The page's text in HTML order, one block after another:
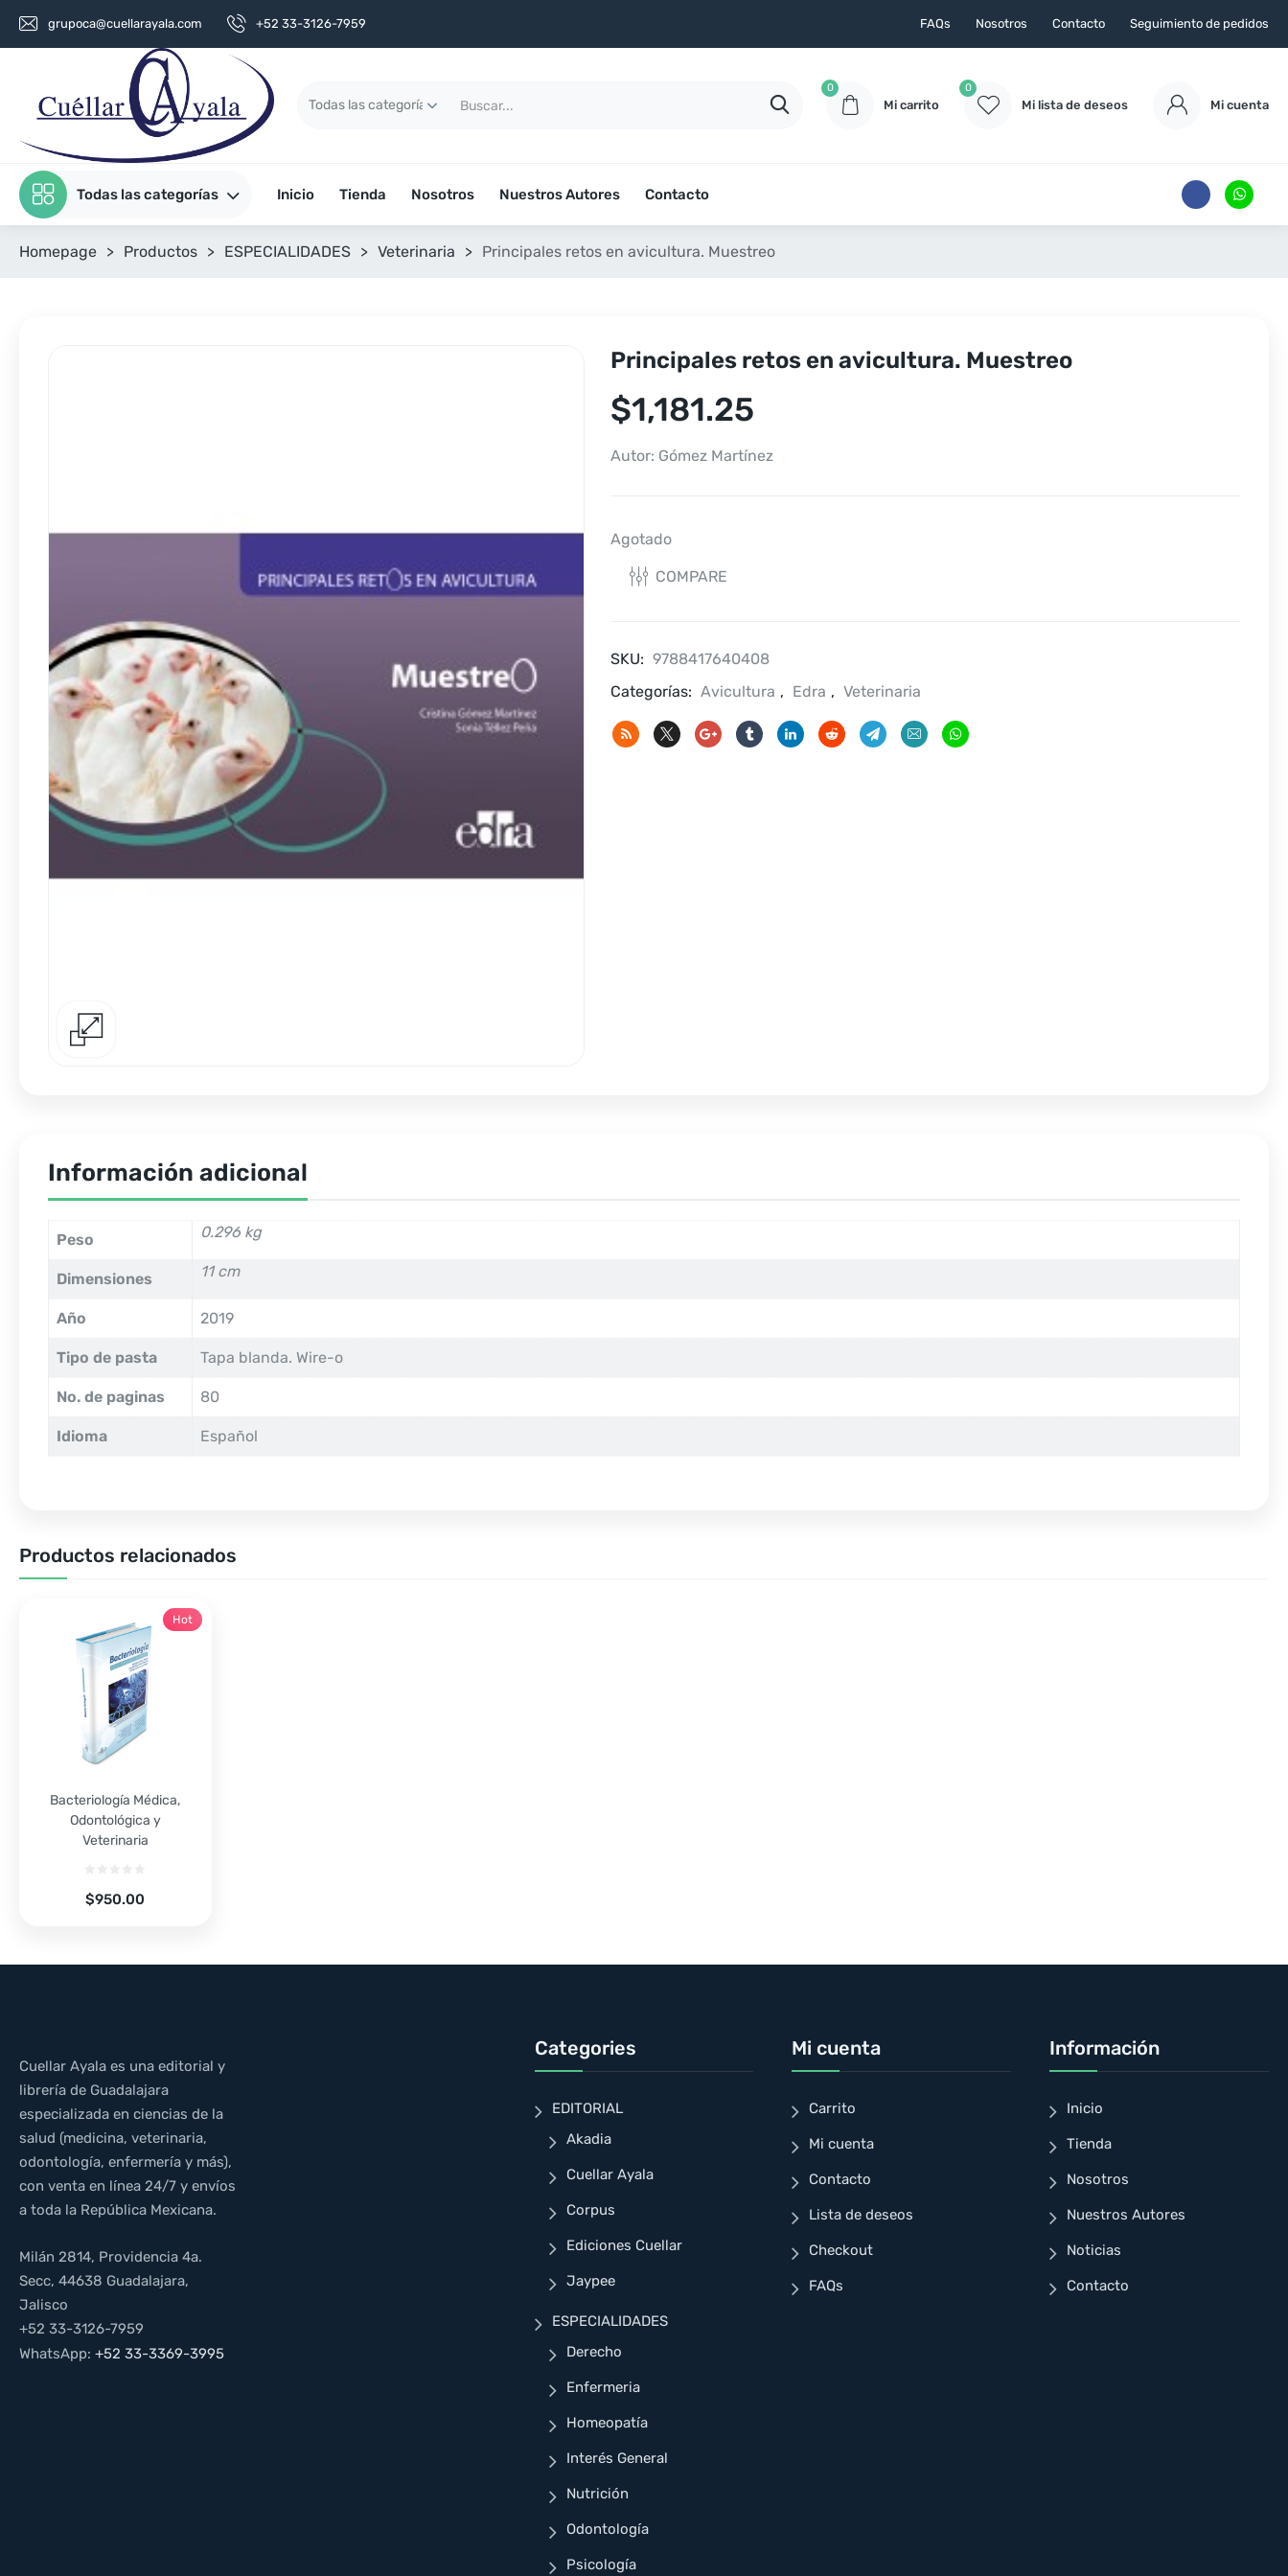
grupoca@cuellarayala.com +52 33-3126-7959 FAQs Nosotros Contacto Seguimiento de pedidos
0
Mi carrito
0
Mi lista de deseos Mi cuenta
Todas las categorías Inicio Tienda Nosotros Nuestros Autores Contacto
Homepage > Productos > ESPECIALIDADES > Veterinaria > Principales retos en avicultura. Muestreo
Principales retos en avicultura. Muestreo
$1,181.25
Autor: Gómez Martínez
Agotado
COMPARE
SKU: 9788417640408
Categorías: Avicultura , Edra , Veterinaria
Información adicional
Peso 0.296 kg
Dimensiones 11 cm
Año 2019
Tipo de pasta Tapa blanda. Wire-o
No. de paginas 80
Idioma Español
Productos relacionados
Bacteriología Médica,
Odontológica y
Veterinaria
$950.00
Hot
Cuellar Ayala es una editorial y
librería de Guadalajara
especializada en ciencias de la
salud (medicina, veterinaria,
odontología, enfermería y más),
con venta en línea 24/7 y envíos
a toda la República Mexicana.
Milán 2814, Providencia 4a.
Secc, 44638 Guadalajara,
Jalisco
+52 33-3126-7959
WhatsApp: +52 33-3369-3995
Categories
EDITORIAL
Akadia
Cuellar Ayala
Corpus
Ediciones Cuellar
Jaypee
ESPECIALIDADES
Derecho
Enfermeria
Homeopatía
Interés General
Nutrición
Odontología
Psicología
Mi cuenta
Carrito
Mi cuenta
Contacto
Lista de deseos
Checkout
FAQs
Información
Inicio
Tienda
Nosotros
Nuestros Autores
Noticias
Contacto